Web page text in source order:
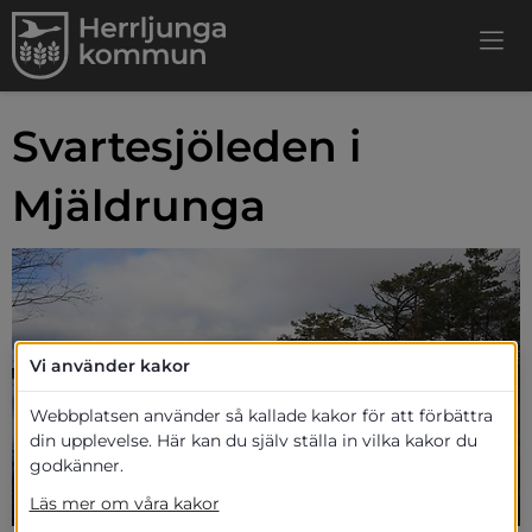
Svartesjöleden i
Mjäldrunga
Vi använder kakor
Webbplatsen använder så kallade kakor för att förbättra
din upplevelse. Här kan du själv ställa in vilka kakor du
godkänner.
Läs mer om våra kakor